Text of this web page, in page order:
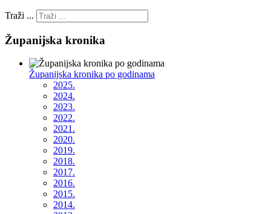
Traži ...
Županijska kronika
Županijska kronika po godinama
2025.
2024.
2023.
2022.
2021.
2020.
2019.
2018.
2017.
2016.
2015.
2014.